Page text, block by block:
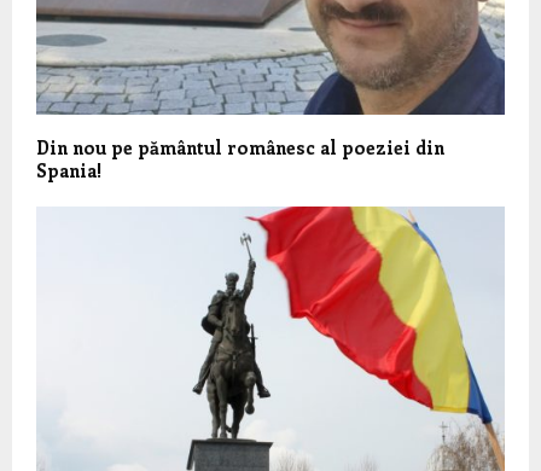
Din nou pe pământul românesc al poeziei din
Spania!